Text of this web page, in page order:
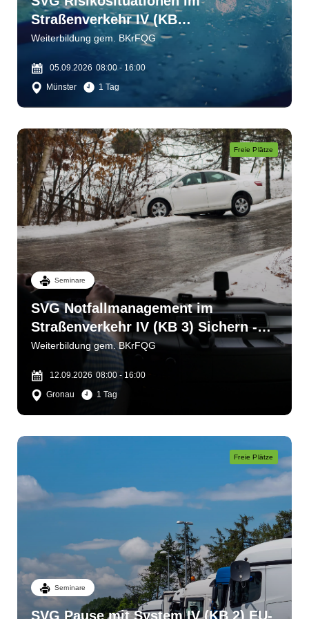
Straßenverkehr IV (KB
1)Wahrnehmen - einschätzen -
Weiterbildung gem. BKrFQG
05.09.2026 08:00 - 16:00
Münster
1 Tag
Freie Plätze
Seminare
SVG Notfallmanagement im
Straßenverkehr IV (KB 3) Sichern -
bergen - helfen
Weiterbildung gem. BKrFQG
12.09.2026 08:00 - 16:00
Gronau
1 Tag
Freie Plätze
Seminare
SVG Pause mit System IV (KB 2) EU-